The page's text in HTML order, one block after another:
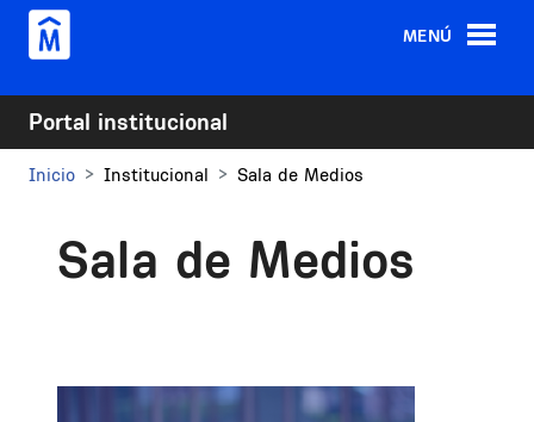
Pasar al contenido principal
MENÚ
Portal institucional
Inicio Institucional Sala de Medios
Sala de Medios